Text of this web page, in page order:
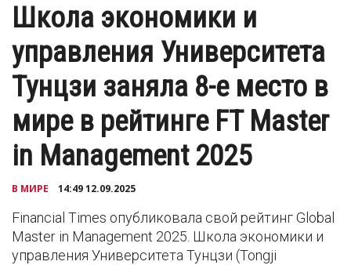
Школа экономики и
управления Университета
Тунцзи заняла 8-е место в
мире в рейтинге FT Master
in Management 2025
В МИРЕ 14:49 12.09.2025
Financial Times опубликовала свой рейтинг Global
Master in Management 2025. Школа экономики и
управления Университета Тунцзи (Tongji